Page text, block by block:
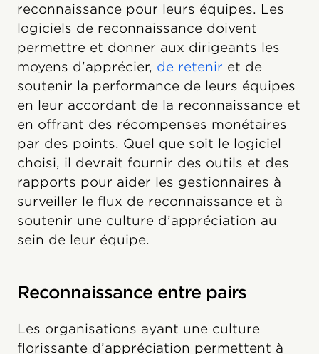
reconnaissance pour leurs équipes. Les
logiciels de reconnaissance doivent
permettre et donner aux dirigeants les
moyens d’apprécier, de retenir et de
soutenir la performance de leurs équipes
en leur accordant de la reconnaissance et
en offrant des récompenses monétaires
par des points. Quel que soit le logiciel
choisi, il devrait fournir des outils et des
rapports pour aider les gestionnaires à
surveiller le flux de reconnaissance et à
soutenir une culture d’appréciation au
sein de leur équipe.
Reconnaissance entre pairs
Les organisations ayant une culture
florissante d’appréciation permettent à